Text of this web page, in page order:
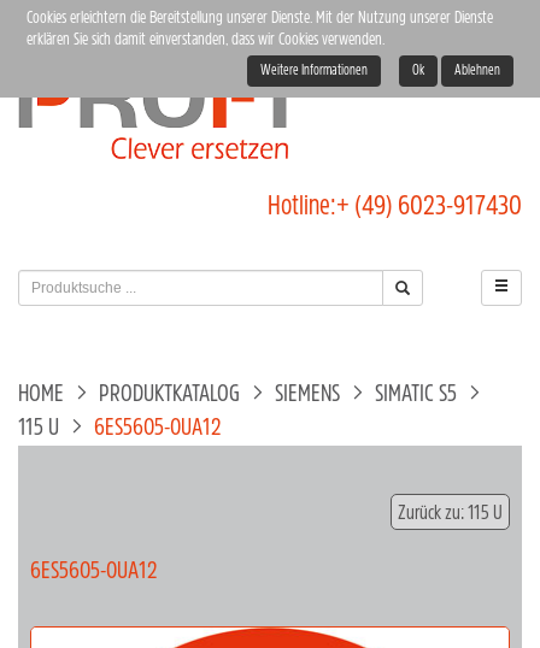
Hotline:+ (49) 6023-917430
HOME PRODUKTKATALOG SIEMENS
SIMATIC S5
115 U
6ES5605-0UA12
Zurück zu: 115 U
6ES5605-0UA12
Cookies erleichtern die Bereitstellung unserer Dienste. Mit der Nutzung unserer Dienste
erklären Sie sich damit einverstanden, dass wir Cookies verwenden.
Weitere Informationen Ok Ablehnen